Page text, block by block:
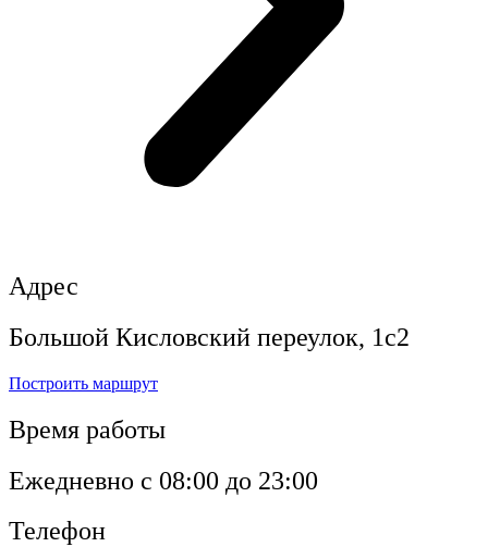
Адрес
Большой Кисловский переулок, 1с2
Построить маршрут
Время работы
Ежедневно с 08:00 до 23:00
Телефон